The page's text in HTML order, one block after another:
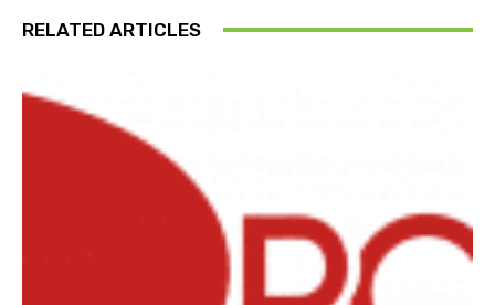
RELATED ARTICLES